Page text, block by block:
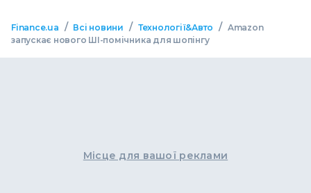
Finance.ua / Всі новини / Технології&Авто / Amazon
запускає нового ШІ-помічника для шопінгу
Місце для вашої реклами